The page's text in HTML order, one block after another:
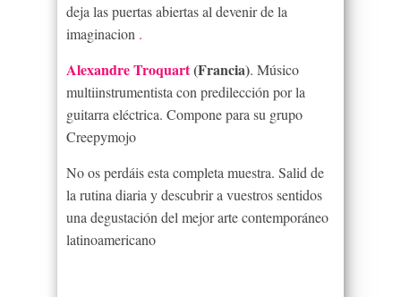
deja las puertas abiertas al devenir de la
imaginacion .
Alexandre Troquart(Francia). Músico
multiinstrumentista con predilección por la
guitarra eléctrica. Compone para su grupo
Creepymojo
No os perdáis esta completa muestra. Salid de
la rutina diaria y descubrir a vuestros sentidos
una degustación del mejor arte contemporáneo
latinoamericano